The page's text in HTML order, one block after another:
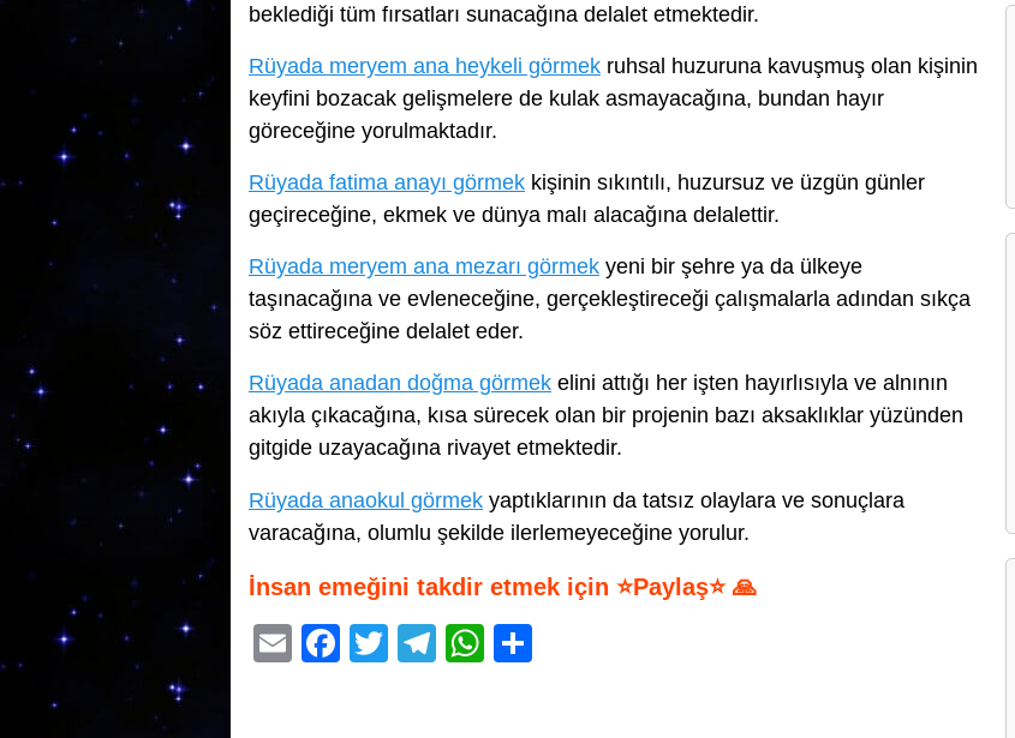
beklediği tüm fırsatları sunacağına delalet etmektedir.
Rüyada meryem ana heykeli görmek ruhsal huzuruna kavuşmuş olan kişinin
keyfini bozacak gelişmelere de kulak asmayacağına, bundan hayır
göreceğine yorulmaktadır.
Rüyada fatima anayı görmek kişinin sıkıntılı, huzursuz ve üzgün günler
geçireceğine, ekmek ve dünya malı alacağına delalettir.
Rüyada meryem ana mezarı görmek yeni bir şehre ya da ülkeye
taşınacağına ve evleneceğine, gerçekleştireceği çalışmalarla adından sıkça
söz ettireceğine delalet eder.
Rüyada anadan doğma görmek elini attığı her işten hayırlısıyla ve alnının
akıyla çıkacağına, kısa sürecek olan bir projenin bazı aksaklıklar yüzünden
gitgide uzayacağına rivayet etmektedir.
Rüyada anaokul görmek yaptıklarının da tatsız olaylara ve sonuçlara
varacağına, olumlu şekilde ilerlemeyeceğine yorulur.
İnsan emeğini takdir etmek için ⭐Paylaş⭐ 🙏
E
F
T
T
W